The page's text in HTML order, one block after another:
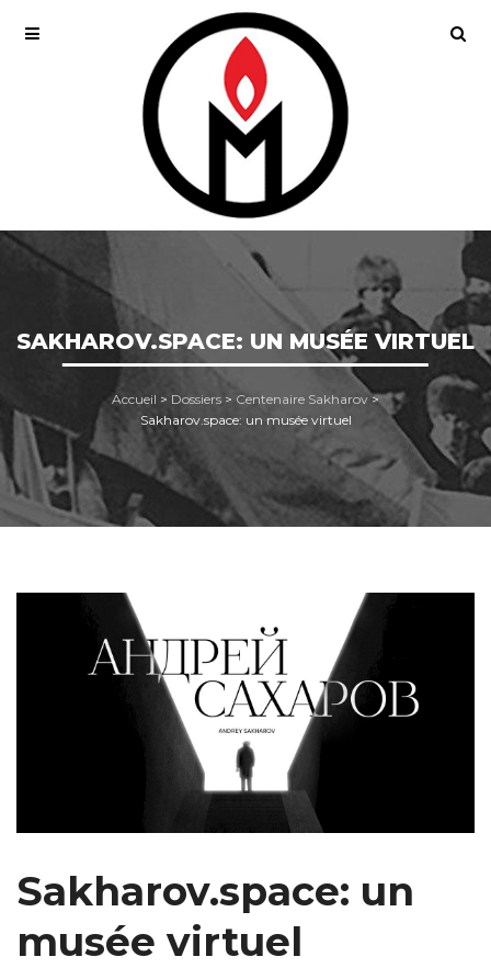
SAKHAROV.SPACE: UN MUSÉE VIRTUEL
Accueil > Dossiers > Centenaire Sakharov >
Sakharov.space: un musée virtuel
Sakharov.space: un
musée virtuel